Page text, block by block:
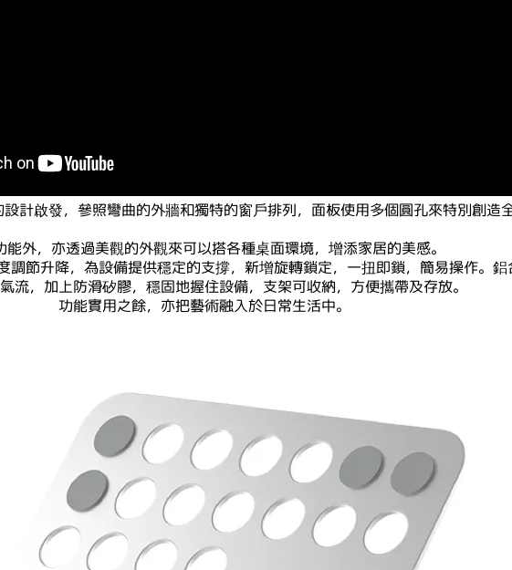
計啟發，參照彎曲的外牆和獨特的窗戶排列，面板使用多個圓孔來特別創造
能外，亦透過美觀的外觀來可以搭各種桌面環境，增添家居的美感。
節升降，為設備提供穩定的支撐，新增旋轉鎖定，一扭即鎖，簡易操作。鋁
流，加上防滑矽膠，穩固地握住設備，支架可收納，方便攜帶及存放。
功能實用之餘，亦把藝術融入於日常生活中。